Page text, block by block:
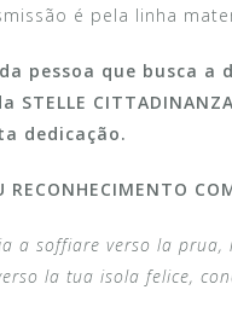
é pela linha
pessoa que busca
STELLE
dedicação.
RECONHECIMENTO
a soffiare verso la
la tua isola felice,